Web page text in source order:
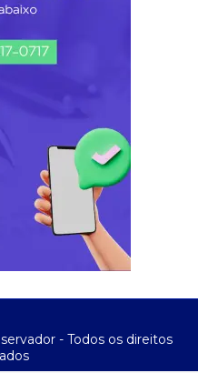
- Todos os direitos